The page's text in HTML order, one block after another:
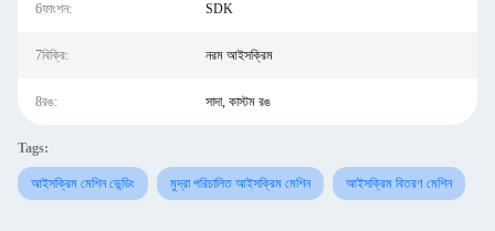
6ফাংশন: SDK
7বিক্রি: নরম আইসক্রিম
8রঙ: সাদা, কাস্টম রঙ
Tags:
আইসক্রিম মেশিন ভেন্ডিং মুদ্রা পরিচালিত আইসক্রিম মেশিন আইসক্রিম বিতরণ মেশিন